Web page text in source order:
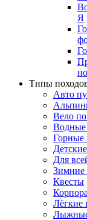
Я
Типы
Авто
Вело
Горные
Для
Зимние
Квесты
Лёгкие